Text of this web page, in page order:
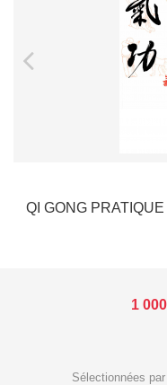
QI GONG
1
Sélectionnées